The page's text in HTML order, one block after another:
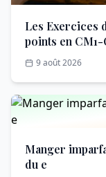
Les Exercices
points en CM1-
9 août 2026
Manger
du e